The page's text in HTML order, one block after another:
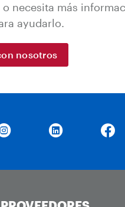
necesita más
ayudarlo.
nosotros